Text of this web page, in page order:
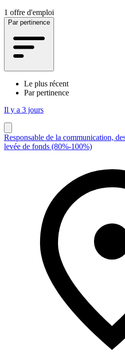
1 offre d'emploi
Par pertinence
Le plus récent
Par pertinence
Il y a 3 jours
Responsable de la communication,
levée de fonds (80%-100%)